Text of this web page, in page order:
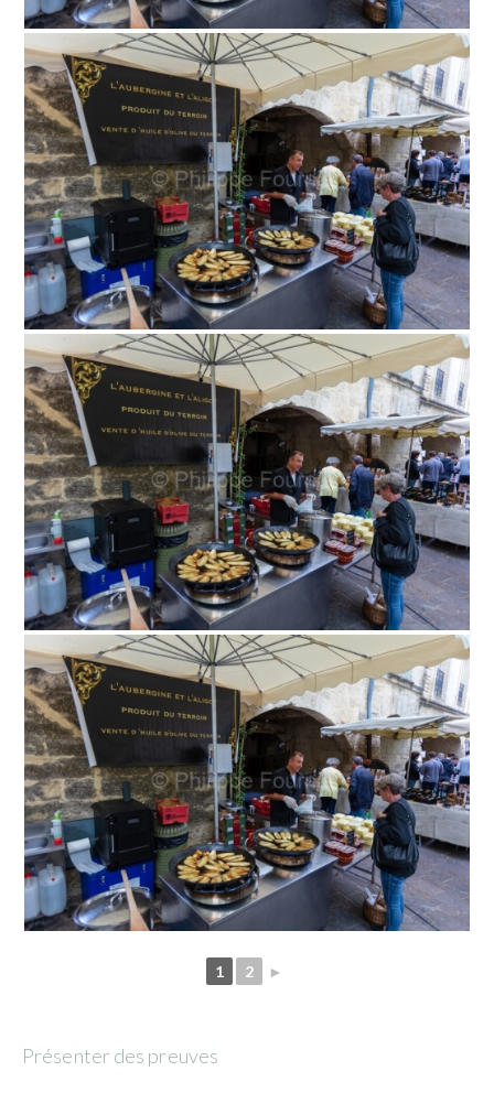
1 2 ►
Présenter des preuves